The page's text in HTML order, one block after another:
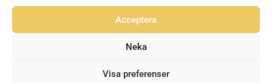
Acceptera
Neka
Visa preferenser
Alla konsultationer sker genom hembesök efter offert.
© 2026 Solskyddskompaniet AB | Org.nr 556411-1945 |